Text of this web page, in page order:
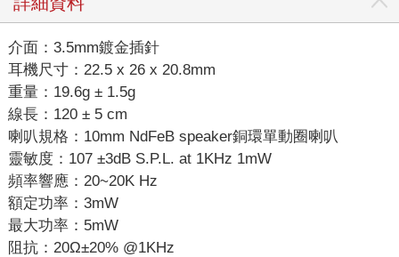
介面：3.5mm鍍金插針
耳機尺寸：22.5 x 26 x 20.8mm
重量：19.6g ± 1.5g
線長：120 ± 5 cm
喇叭規格：10mm NdFeB speaker銅環單動圈喇叭
靈敏度：107 ±3dB S.P.L. at 1KHz 1mW
頻率響應：20~20K Hz
額定功率：3mW
最大功率：5mW
阻抗：20Ω±20% @1KHz